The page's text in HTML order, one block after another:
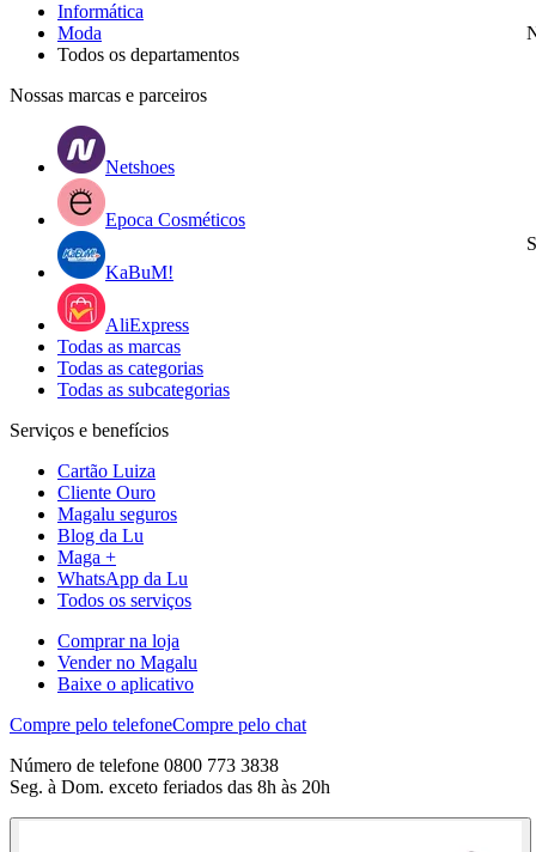
Informática
Moda
Todos os departamentos
Nossas marcas e parceiros
Netshoes
Epoca Cosméticos
KaBuM!
AliExpress
Todas as marcas
Todas as categorias
Todas as subcategorias
Serviços e benefícios
Cartão Luiza
Cliente Ouro
Magalu seguros
Blog da Lu
Maga +
WhatsApp da Lu
Todos os serviços
Comprar na loja
Vender no Magalu
Baixe o aplicativo
Compre pelo telefoneCompre pelo chat
Número de telefone 0800 773 3838
Seg. à Dom. exceto feriados das 8h às 20h